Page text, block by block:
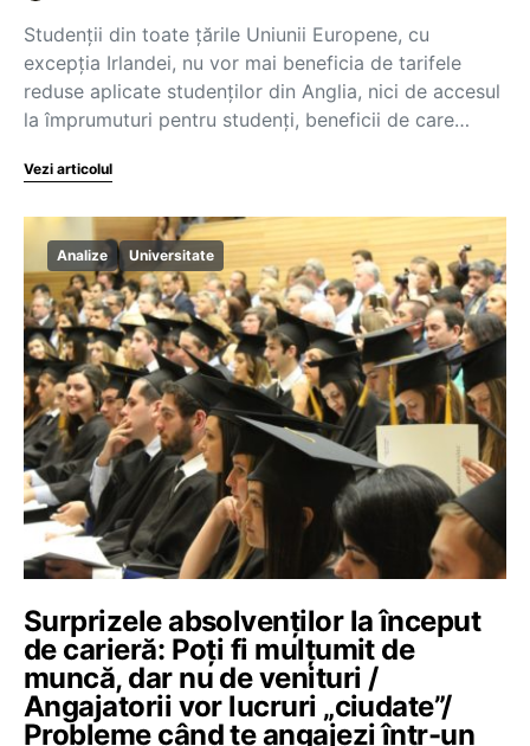
Studenții din toate țările Uniunii Europene, cu
excepția Irlandei, nu vor mai beneficia de tarifele
reduse aplicate studenților din Anglia, nici de accesul
la împrumuturi pentru studenți, beneficii de care…
Vezi articolul
Analize Universitate
Surprizele absolvenților la început
de carieră: Poți fi mulțumit de
muncă, dar nu de venituri /
Angajatorii vor lucruri „ciudate”/
Probleme când te angajezi într-un